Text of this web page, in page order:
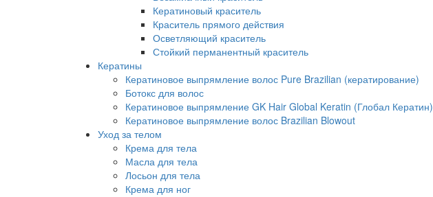
Кератиновый краситель
Краситель прямого действия
Осветляющий краситель
Стойкий перманентный краситель
Кератины
Кератиновое выпрямление волос Pure Brazilian (кератирование)
Ботокс для волос
Кератиновое выпрямление GK Hair Global Keratin (Глобал Кератин)
Кератиновое выпрямление волос Brazilian Blowout
Уход за телом
Крема для тела
Масла для тела
Лосьон для тела
Крема для ног